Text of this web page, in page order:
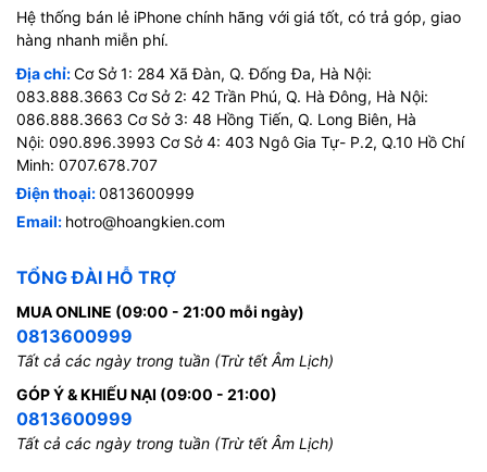
Hệ thống bán lẻ iPhone chính hãng với giá tốt, có trả góp, giao
hàng nhanh miễn phí.
Địa chỉ:Cơ Sở 1: 284 Xã Đàn, Q. Đống Đa, Hà Nội:
083.888.3663 Cơ Sở 2: 42 Trần Phú, Q. Hà Đông, Hà Nội:
086.888.3663 Cơ Sở 3: 48 Hồng Tiến, Q. Long Biên, Hà
Nội: 090.896.3993 Cơ Sở 4: 403 Ngô Gia Tự- P.2, Q.10 Hồ Chí
Minh: 0707.678.707
Điện thoại:0813600999
Email: hotro@hoangkien.com
TỔNG ĐÀI HỖ TRỢ
MUA ONLINE (09:00 - 21:00 mỗi ngày)
0813600999
Tất cả các ngày trong tuần (Trừ tết Âm Lịch)
GÓP Ý & KHIẾU NẠI (09:00 - 21:00)
0813600999
Tất cả các ngày trong tuần (Trừ tết Âm Lịch)